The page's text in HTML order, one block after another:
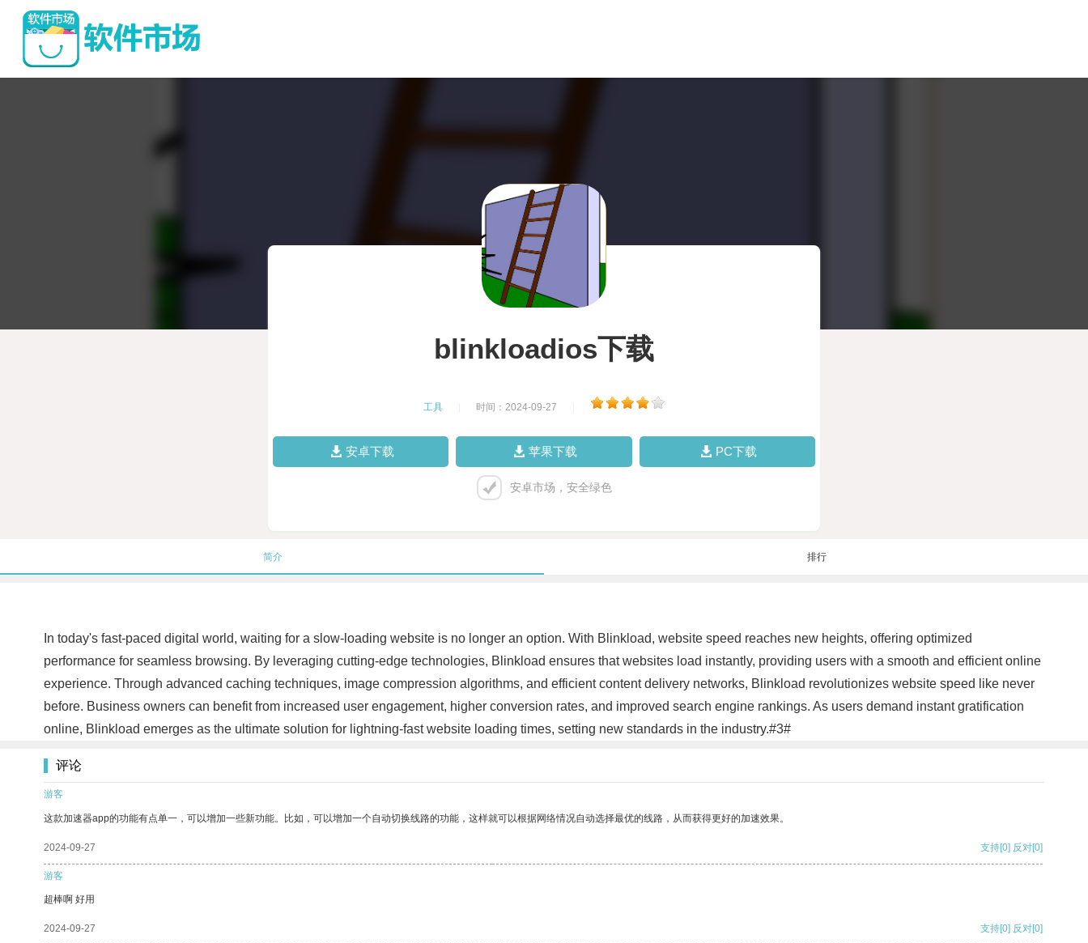
blinkloadios下载
工具 时间：2024-09-27
安卓下载 苹果下载 PC下载
安卓市场，安全绿色
简介 排行
In today's fast-paced digital world, waiting for a slow-loading website is no longer an option. With Blinkload, website speed reaches new heights, offering optimized
performance for seamless browsing. By leveraging cutting-edge technologies, Blinkload ensures that websites load instantly, providing users with a smooth and efficient online
experience. Through advanced caching techniques, image compression algorithms, and efficient content delivery networks, Blinkload revolutionizes website speed like never
before. Business owners can benefit from increased user engagement, higher conversion rates, and improved search engine rankings. As users demand instant gratification
online, Blinkload emerges as the ultimate solution for lightning-fast website loading times, setting new standards in the industry.#3#
评论
游客
这款加速器app的功能有点单一，可以增加一些新功能。比如，可以增加一个自动切换线路的功能，这样就可以根据网络情况自动选择最优的线路，从而获得更好的加速效果。
2024-09-27 支持[0] 反对[0]
游客
超棒啊 好用
2024-09-27 支持[0] 反对[0]